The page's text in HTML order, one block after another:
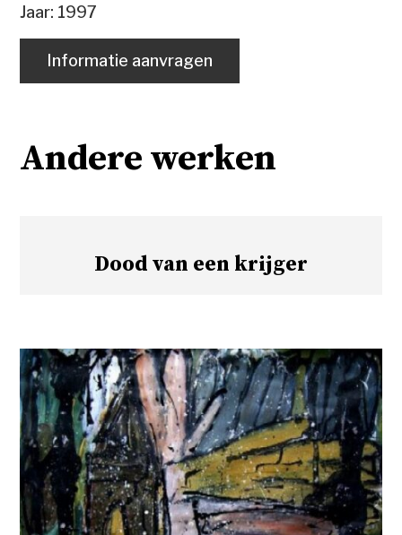
Jaar: 1997
Informatie aanvragen
Andere werken
Dood van een krijger